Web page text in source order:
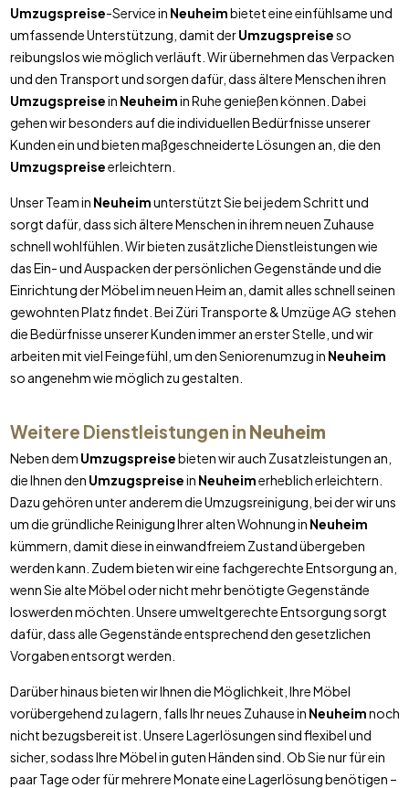
Umzugspreise-Service in Neuheimbietet eine einfühlsame und
umfassende Unterstützung, damit derUmzugspreiseso
reibungslos wie möglich verläuft. Wir übernehmen das Verpacken
und den Transport und sorgen dafür, dass ältere Menschen ihren
Umzugspreisein Neuheimin Ruhe genießen können. Dabei
gehen wir besonders auf die individuellen Bedürfnisse unserer
Kunden ein und bieten maßgeschneiderte Lösungen an, die den
Umzugspreiseerleichtern.
Unser Team in Neuheimunterstützt Sie bei jedem Schritt und
sorgt dafür, dass sich ältere Menschen in ihrem neuen Zuhause
schnell wohlfühlen. Wir bieten zusätzliche Dienstleistungen wie
das Ein- und Auspacken der persönlichen Gegenstände und die
Einrichtung der Möbel im neuen Heim an, damit alles schnell seinen
gewohnten Platz findet. Bei Züri Transporte & Umzüge AG stehen
die Bedürfnisse unserer Kunden immer an erster Stelle, und wir
arbeiten mit viel Feingefühl, um den Seniorenumzug in Neuheim
so angenehm wie möglich zu gestalten.
Weitere Dienstleistungen in Neuheim
Neben dem Umzugspreisebieten wir auch Zusatzleistungen an,
die Ihnen den Umzugspreisein Neuheimerheblich erleichtern.
Dazu gehören unter anderem die Umzugsreinigung, bei der wir uns
um die gründliche Reinigung Ihrer alten Wohnung in Neuheim
kümmern, damit diese in einwandfreiem Zustand übergeben
werden kann. Zudem bieten wir eine fachgerechte Entsorgung an,
wenn Sie alte Möbel oder nicht mehr benötigte Gegenstände
loswerden möchten. Unsere umweltgerechte Entsorgung sorgt
dafür, dass alle Gegenstände entsprechend den gesetzlichen
Vorgaben entsorgt werden.
Darüber hinaus bieten wir Ihnen die Möglichkeit, Ihre Möbel
vorübergehend zu lagern, falls Ihr neues Zuhause in Neuheimnoch
nicht bezugsbereit ist. Unsere Lagerlösungen sind flexibel und
sicher, sodass Ihre Möbel in guten Händen sind. Ob Sie nur für ein
paar Tage oder für mehrere Monate eine Lagerlösung benötigen –